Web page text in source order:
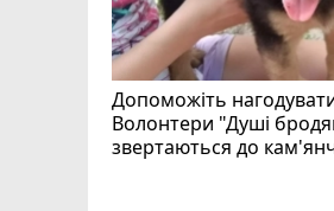
Допоможіть
Волонтери "Душі
звертаються до